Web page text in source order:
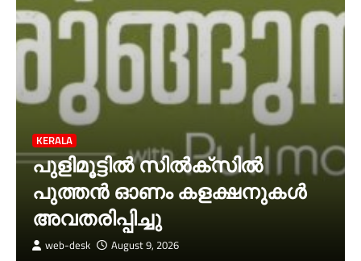
KERALA
പുളിമൂട്ടിൽ സിൽക്‌സിൽ
പുത്തൻ ഓണം കളക്ഷനുകൾ
അവതരിപ്പിച്ചു
web-desk August 9, 2026